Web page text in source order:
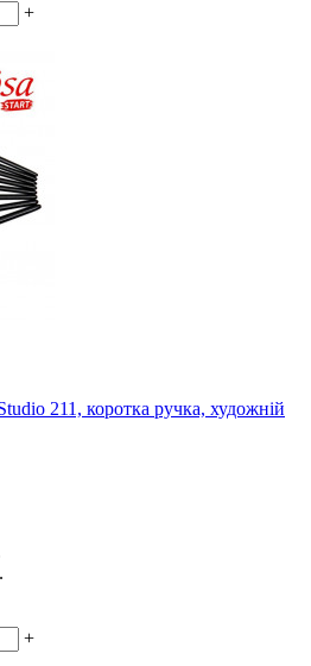
+
211, коротка ручка, художній
+